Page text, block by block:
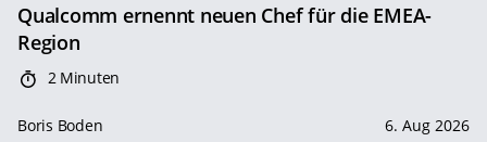
Qualcomm ernennt neuen Chef für die EMEA-
Region
2 Minuten
Boris Boden 6. Aug 2026